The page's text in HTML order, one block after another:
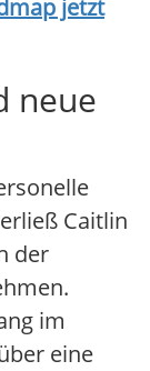
jetzt
neue
Caitlin
der
im
eine